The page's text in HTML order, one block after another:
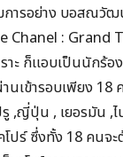
การอย่าง บอสณวั
Chanel : Grand
ะ ก็แอบเป็นนักร้
ข้ารอบเพียง 18
,ญี่ปุ่น , เยอรมัน ,ไ
โปร์ ซึ่งทั้ง 18 คน